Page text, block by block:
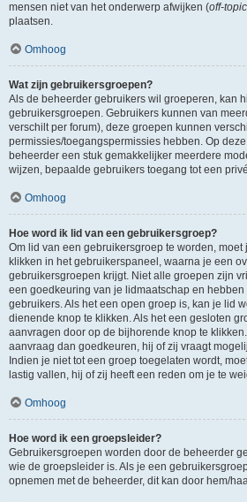
mensen niet van het onderwerp afwijken (off-topic
plaatsen.
Omhoog
Wat zijn gebruikersgroepen?
Als de beheerder gebruikers wil groeperen, kan
gebruikersgroepen. Gebruikers kunnen van
verschilt per forum), deze groepen kunnen
permissies/toegangspermissies hebben. Op
beheerder een stuk gemakkelijker meerdere
wijzen, bepaalde gebruikers toegang tot een
Omhoog
Hoe word ik lid van een gebruikersgroep?
Om lid van een gebruikersgroep te worden,
klikken in het gebruikerspaneel, waarna je een
gebruikersgroepen krijgt. Niet alle groepen zijn
een goedkeuring van je lidmaatschap en hebben
gebruikers. Als het een open groep is, kan je lid
dienende knop te klikken. Als het een gesloten
aanvragen door op de bijhorende knop te
aanvraag dan goedkeuren, hij of zij vraagt
Indien je niet tot een groep toegelaten wordt,
lastig vallen, hij of zij heeft een reden om je te
Omhoog
Hoe word ik een groepsleider?
Gebruikersgroepen worden door de beheerder
wie de groepsleider is. Als je een
opnemen met de beheerder, dit kan door hem/